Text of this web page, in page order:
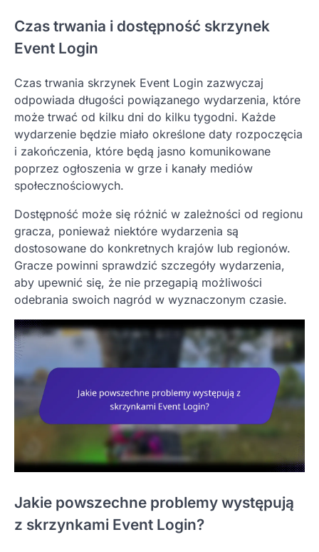
Czas trwania i dostępność skrzynek
Event Login
Czas trwania skrzynek Event Login zazwyczaj
odpowiada długości powiązanego wydarzenia, które
może trwać od kilku dni do kilku tygodni. Każde
wydarzenie będzie miało określone daty rozpoczęcia
i zakończenia, które będą jasno komunikowane
poprzez ogłoszenia w grze i kanały mediów
społecznościowych.
Dostępność może się różnić w zależności od regionu
gracza, ponieważ niektóre wydarzenia są
dostosowane do konkretnych krajów lub regionów.
Gracze powinni sprawdzić szczegóły wydarzenia,
aby upewnić się, że nie przegapią możliwości
odebrania swoich nagród w wyznaczonym czasie.
Jakie powszechne problemy występują
z skrzynkami Event Login?